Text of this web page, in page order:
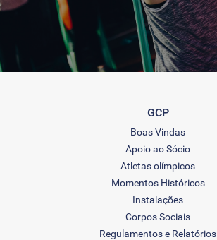
GCP
Boas Vindas
Apoio ao Sócio
Atletas olímpicos
Momentos Históricos
Instalações
Corpos Sociais
Regulamentos e Relatórios